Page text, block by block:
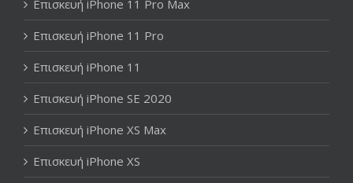
Επισκευή iPhone 11 Pro Max
Επισκευή iPhone 11 Pro
Επισκευή iPhone 11
Επισκευή iPhone SE 2020
Επισκευή iPhone XS Max
Επισκευή iPhone XS